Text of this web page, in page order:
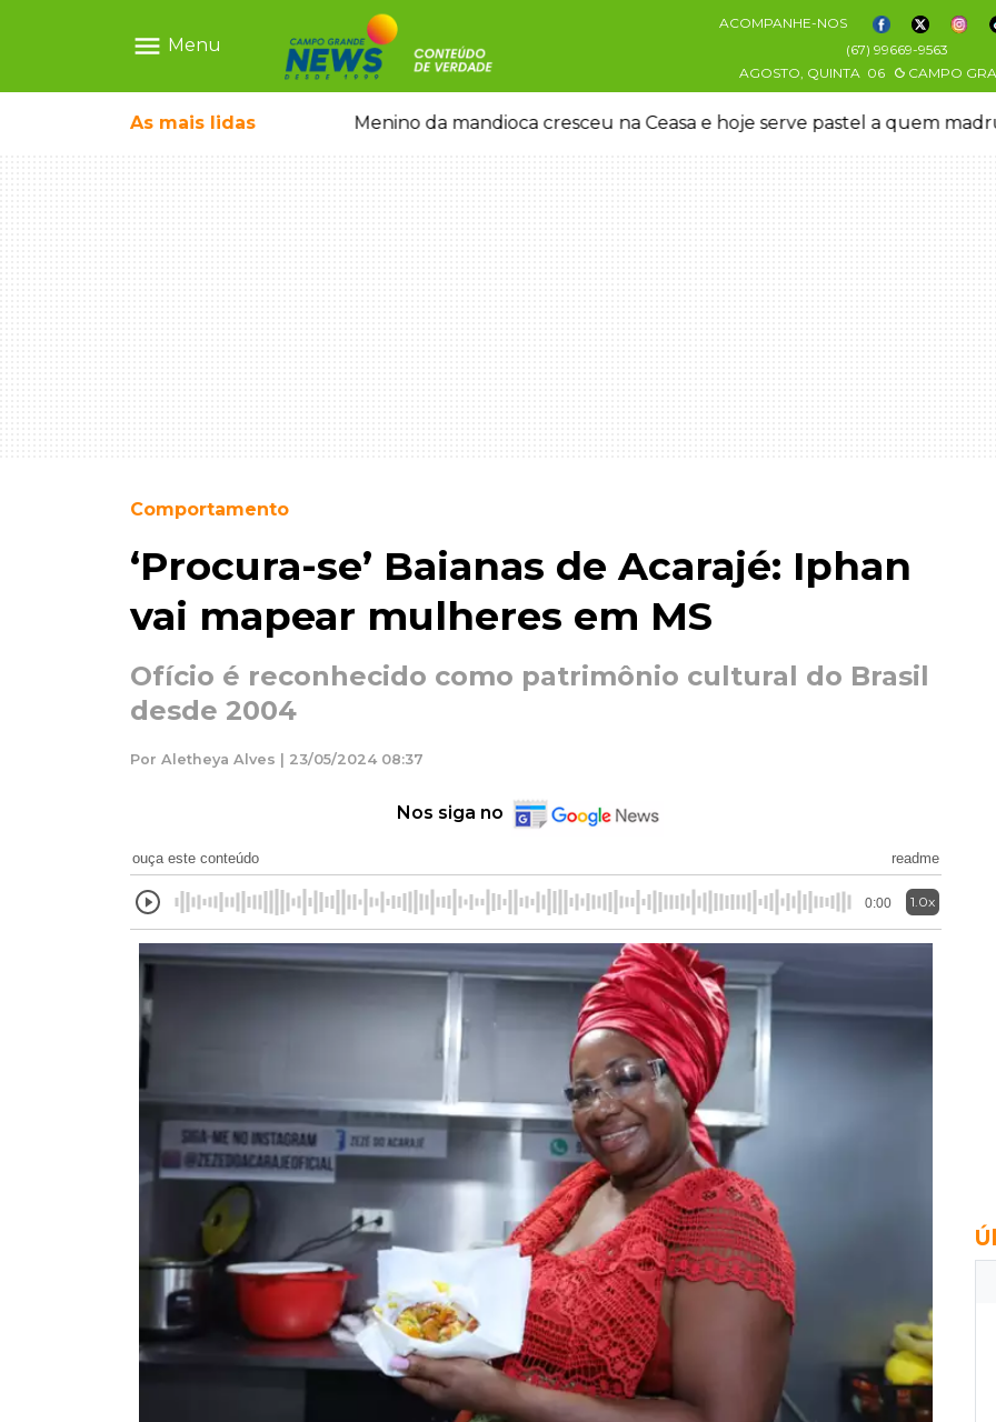
menu Menu
ACOMPANHE-NOS
(67) 99669-9563
AGOSTO, QUINTA 06 CAMPO
As mais lidas
crianças brasileiras Menino da mandioca cresceu na Ceasa e hoje serve pastel a quem
Comportamento
‘Procura-se’ Baianas de Acarajé: Iphan
vai mapear mulheres em MS
Ofício é reconhecido como patrimônio cultural do Brasil
desde 2004
Por Aletheya Alves | 23/05/2024 08:37
Nos siga no
ouça este conteúdo readme
0:00 1.0x